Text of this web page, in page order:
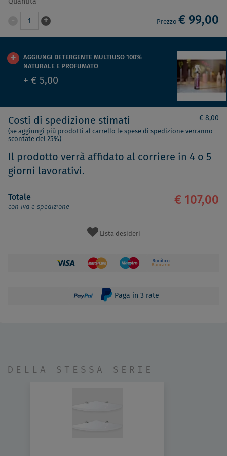
Quantità
1 + Prezzo € 99,00
AGGIUNGI DETERGENTE MULTIUSO 100%
NATURALE E PROFUMATO
+ € 5,00
Costi di spedizione stimati € 8,00
(se aggiungi più prodotti al carrello le spese di spedizione verranno
scontate del 25%)
Il prodotto verrà affidato al corriere in 4 o 5
giorni lavorativi.
Totale
con Iva e spedizione
€ 107,00
Lista desideri
Paga in 3 rate
DELLA STESSA SERIE